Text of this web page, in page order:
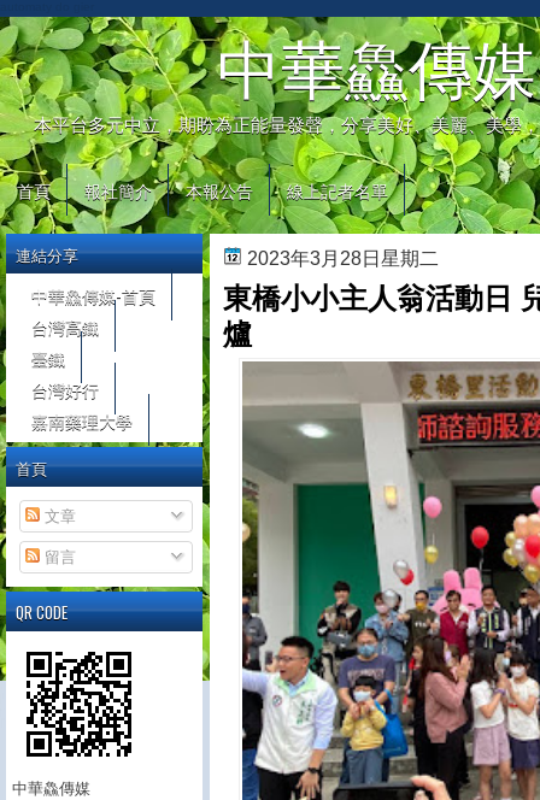
中華鱻傳媒
本平台多元中立，期盼為正能量發聲，分享美好、美麗、美學
首頁 報社簡介 本報公告 線上記者名單
2023年3月28日星期二
東橋小小主人翁活動日
爐
連結分享
中華鱻傳媒-首頁
台灣高鐵
臺鐵
台灣好行
嘉南藥理大學
首頁
文章
留言
QR CODE
中華鱻傳媒